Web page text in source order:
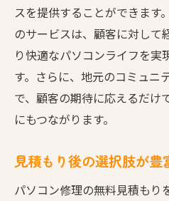
スを提供することができます
のサービスは、顧客に対して
り快適なパソコンライフを実
す。さらに、地元のコミュニ
で、顧客の期待に応えるだけ
にもつながります。
見積もり後の選択肢が豊
パソコン修理の無料見積もり